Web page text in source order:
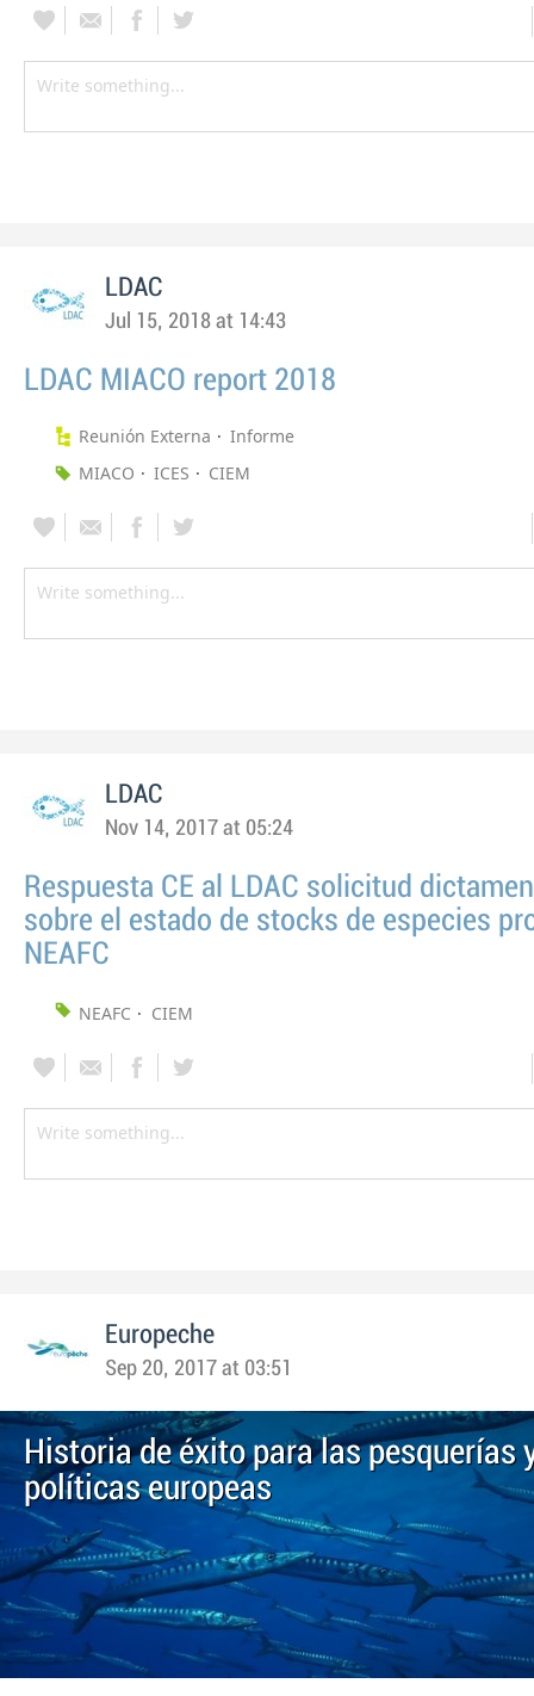
LDAC
Jul 15, 2018 at 14:43
LDAC MIACO report 2018
Reunión Externa
Informe
MIACO
ICES CIEM
LDAC
Nov 14, 2017 at 05:24
Respuesta CE al LDAC solicitud
sobre el estado de stocks de especies
NEAFC
NEAFC CIEM
Europeche
Sep 20, 2017 at 03:51
Historia de éxito para las pesquerías
políticas europeas